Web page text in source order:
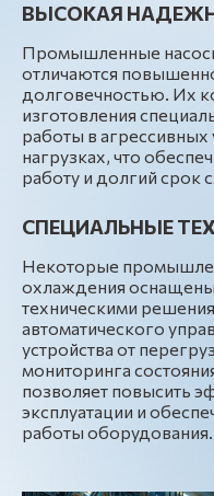
ВЫСОКАЯ
Промышленные
отличаются
долговечностью. Их
изготовления
работы в
нагрузках, что
работу и долгий срок
СПЕЦИАЛЬНЫЕ
Некоторые
охлаждения
техническими
автоматического
устройства от
мониторинга
позволяет повысить
эксплуатации и
работы оборудования.